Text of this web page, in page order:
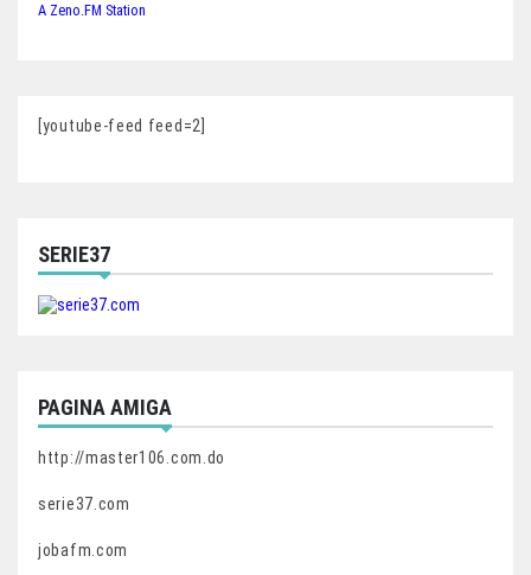
A Zeno.FM Station
[youtube-feed feed=2]
SERIE37
PAGINA AMIGA
http://master106.com.do
serie37.com
jobafm.com